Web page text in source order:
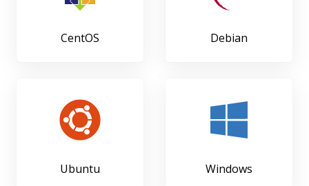
CentOS Debian
Ubuntu Windows